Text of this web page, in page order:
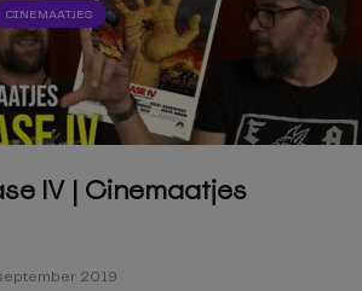
CINEMAATJES
IV | Cinemaatjes
2019